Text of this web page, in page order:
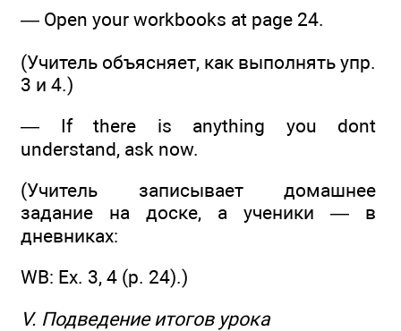
— Open your workbooks at page 24.
(Учитель объясняет, как выполнять упр.
3 и 4.)
— If there is anything you dont
understand, ask now.
(Учитель записывает домашнее
задание на доске, а ученики — в
дневниках:
WB: Ех. 3, 4 (р. 24).)
V. Подведение итогов урока